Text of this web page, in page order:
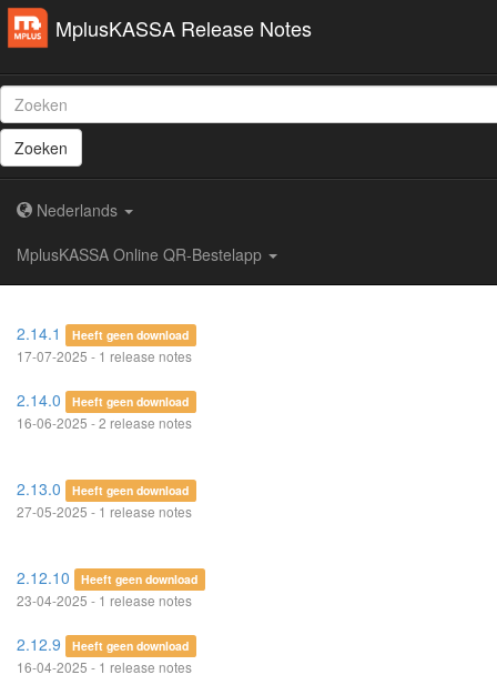
MplusKASSA Release Notes
Zoeken
Nederlands
MplusKASSA Online QR-Bestelapp
2.14.1 Heeft geen download
17-07-2025 - 1 release notes
2.14.0 Heeft geen download
16-06-2025 - 2 release notes
2.13.0 Heeft geen download
27-05-2025 - 1 release notes
2.12.10 Heeft geen download
23-04-2025 - 1 release notes
2.12.9 Heeft geen download
16-04-2025 - 1 release notes